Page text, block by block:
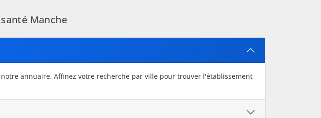
Manche
annuaire. Affinez votre recherche par ville pour trouver l'établissement